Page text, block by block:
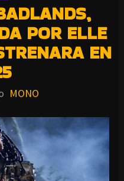
POR ELLE
EN
MONO